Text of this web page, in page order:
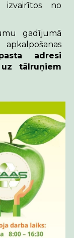
izvairītos no
gadījumā
adresi
uz tālruņiem